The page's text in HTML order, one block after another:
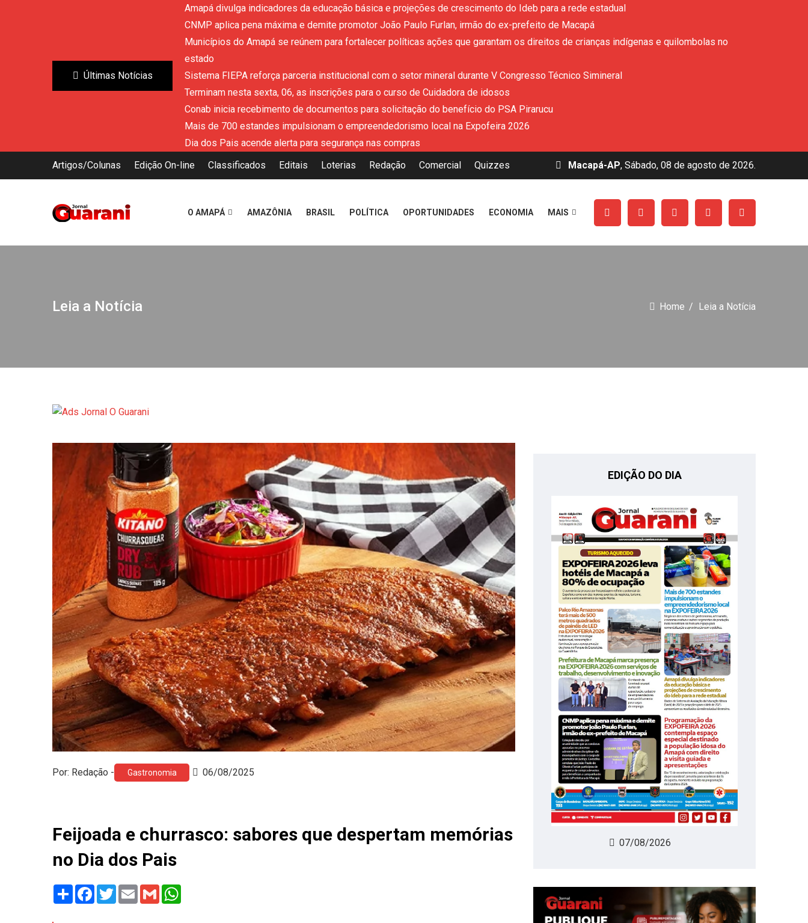
Últimas Notícias
Amapá divulga indicadores da educação básica e projeções de crescimento do Ideb para a rede estadual
CNMP aplica pena máxima e demite promotor João Paulo Furlan, irmão do ex-prefeito de Macapá
Municípios do Amapá se reúnem para fortalecer políticas ações que garantam os direitos de crianças indígenas e quilombolas no
estado
Sistema FIEPA reforça parceria institucional com o setor mineral durante V Congresso Técnico Simineral
Terminam nesta sexta, 06, as inscrições para o curso de Cuidadora de idosos
Conab inicia recebimento de documentos para solicitação do benefício do PSA Pirarucu
Mais de 700 estandes impulsionam o empreendedorismo local na Expofeira 2026
Dia dos Pais acende alerta para segurança nas compras
Artigos/Colunas
Edição On-line Classificados Editais Loterias Redação Comercial Quizzes Macapá-AP, Sábado, 08 de agosto de 2026.
O AMAPÁ AMAZÔNIA BRASIL POLÍTICA OPORTUNIDADES ECONOMIA MAIS
Leia a Notícia Home Leia a Notícia
Por: Redação - Gastronomia 06/08/2025
Feijoada e churrasco: sabores que despertam memórias
no Dia dos Pais
Share Facebook
TwitterEmail Gmail
EDIÇÃO DO DIA
07/08/2026